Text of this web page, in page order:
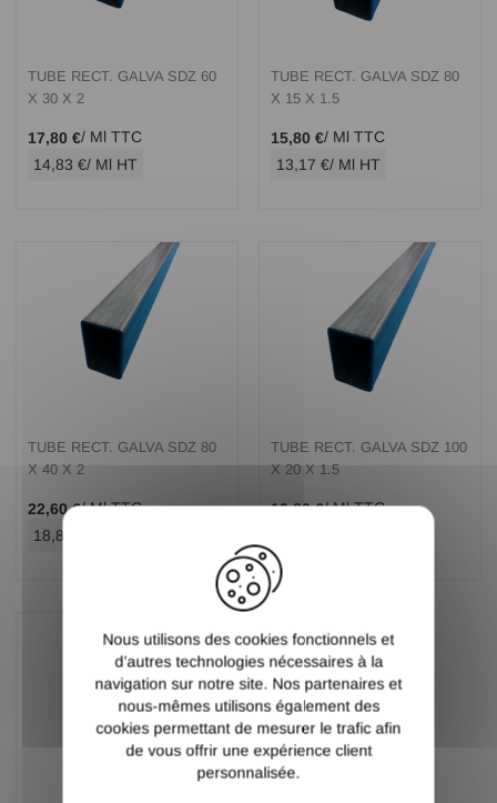
TUBE RECT. GALVA SDZ 60
X 30 X 2
17,80 €/ Ml TTC
14,83 €/ Ml HT
TUBE RECT. GALVA SDZ 80
X 15 X 1.5
15,80 €/ Ml TTC
13,17 €/ Ml HT
TUBE RECT. GALVA SDZ 80
X 40 X 2
22,60 €/ Ml TTC
18,83 €
TUBE RECT. GALVA SDZ 100
X 20 X 1.5
19,80 €/ Ml TTC
Nous utilisons des cookies fonctionnels et
d’autres technologies nécessaires à la
navigation sur notre site. Nos partenaires et
nous-mêmes utilisons également des
cookies permettant de mesurer le trafic afin
de vous offrir une expérience client
personnalisée.